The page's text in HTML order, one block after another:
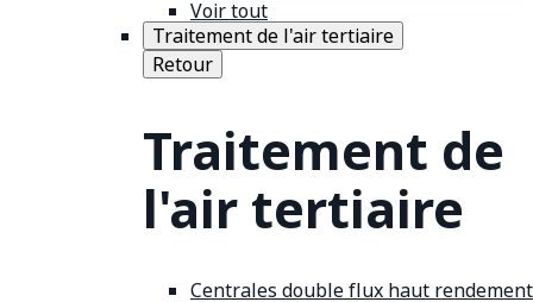
Voir tout
Traitement de l'air tertiaire
Retour
Traitement de
l'air tertiaire
Centrales double flux haut rendement